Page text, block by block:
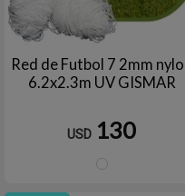
Red de Futbol 7 2mm
6.2x2.3m UV GISMAR
USD 130